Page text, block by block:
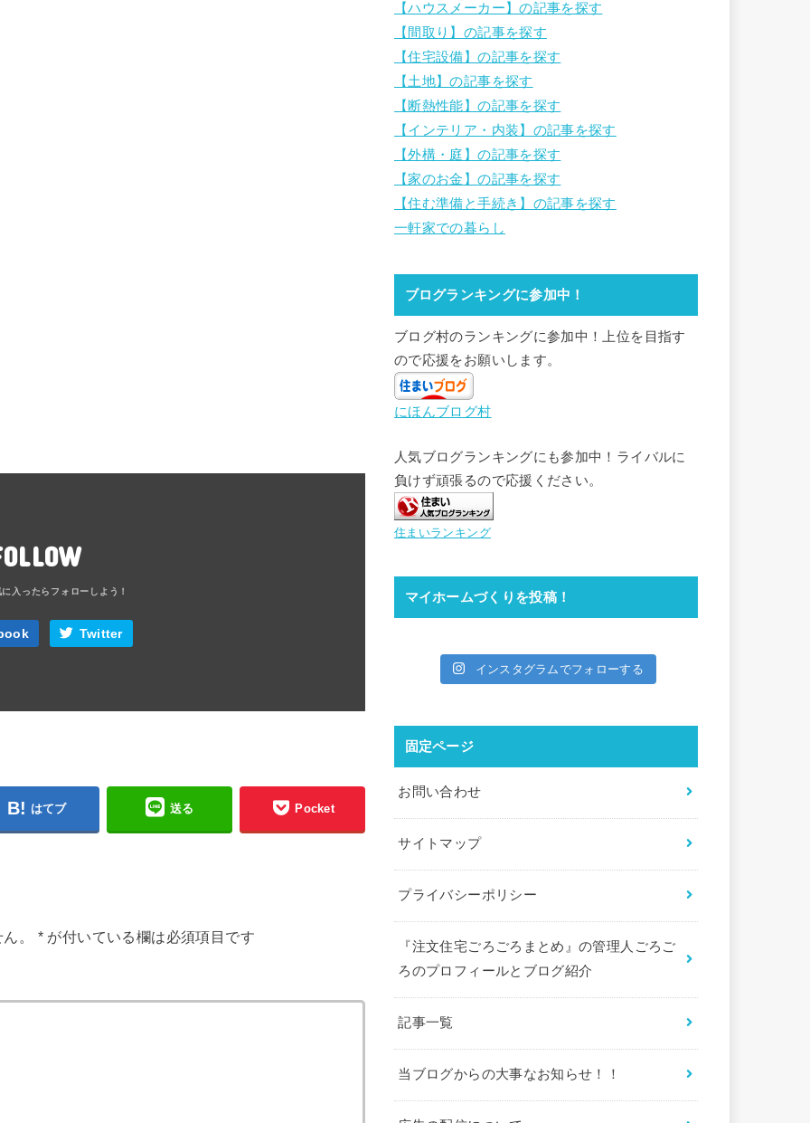
Twitter
はてブ 送る Pocket
。 *が付いている欄は必須項目です
【ハウスメーカー】の記事を探す
【間取り】の記事を探す
【住宅設備】の記事を探す
【土地】の記事を探す
【断熱性能】の記事を探す
【インテリア・内装】の記事を探す
【外構・庭】の記事を探す
【家のお金】の記事を探す
【住む準備と手続き】の記事を探す
一軒家での暮らし
ブログランキングに参加中！
ブログ村のランキングに参加中！上位を目指す
ので応援をお願いします。
にほんブログ村
人気ブログランキングにも参加中！ライバルに
負けず頑張るので応援ください。
住まいランキング
マイホームづくりを投稿！
インスタグラムでフォローする
固定ページ
お問い合わせ
サイトマップ
プライバシーポリシー
『注文住宅ごろごろまとめ』の管理人ごろご
ろのプロフィールとブログ紹介
記事一覧
当ブログからの大事なお知らせ！！